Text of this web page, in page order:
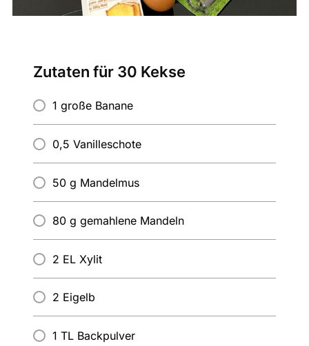
Zutaten für 30 Kekse
1 große Banane
0,5 Vanilleschote
50 g Mandelmus
80 g gemahlene Mandeln
2 EL Xylit
2 Eigelb
1 TL Backpulver